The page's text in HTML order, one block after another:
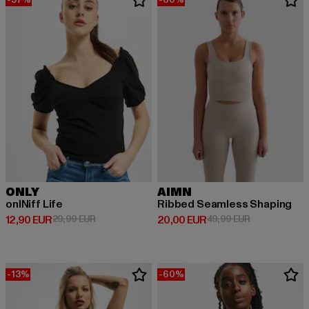
ONLY
onlNiff Life
12,90 EUR
Derzeitiger Preis: 12,90 EUR
29,99 EURAktionspreis: 29,99 EUR
AIMN
Ribbed Seamless Shaping
20,00 EUR
Derzeitiger Preis: 20,00 EUR
49,99 EURAktionspreis:
-13% -60%